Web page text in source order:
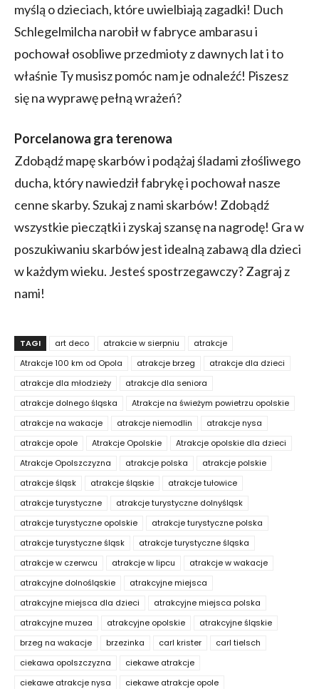
myślą o dzieciach, które uwielbiają zagadki! Duch
Schlegelmilcha narobił w fabryce ambarasu i
pochował osobliwe przedmioty z dawnych lat i to
właśnie Ty musisz pomóc nam je odnaleźć! Piszesz
się na wyprawę pełną wrażeń?
Porcelanowa gra terenowa
Zdobądź mapę skarbów i podążaj śladami złośliwego
ducha, który nawiedził fabrykę i pochował nasze
cenne skarby. Szukaj z nami skarbów! Zdobądź
wszystkie pieczątki i zyskaj szansę na nagrodę! Gra w
poszukiwaniu skarbów jest idealną zabawą dla dzieci
w każdym wieku. Jesteś spostrzegawczy? Zagraj z
nami!
TAGI art deco atrakcie w sierpniu
atrakcje
Atrakcje 100 km od Opola
atrakcje brzeg
atrakcje dla dzieci
atrakcje dla młodzieży
atrakcje dla seniora
atrakcje dolnego śląska
Atrakcje na świeżym powietrzu opolskie
atrakcje na wakacje
atrakcje niemodlin
atrakcje nysa
atrakcje opole
Atrakcje Opolskie
Atrakcje opolskie dla dzieci
Atrakcje Opolszczyzna
atrakcje polska
atrakcje polskie
atrakcje śląsk
atrakcje śląskie
atrakcje tułowice
atrakcje turystyczne
atrakcje turystyczne dolnyśląsk
atrakcje turystyczne opolskie
atrakcje turystyczne polska
atrakcje turystyczne śląsk
atrakcje turystyczne śląska
atrakcje w czerwcu
atrakcje w lipcu
atrakcje w wakacje
atrakcyjne dolnośląskie
atrakcyjne miejsca
atrakcyjne miejsca dla dzieci
atrakcyjne miejsca polska
atrakcyjne muzea
atrakcyjne opolskie
atrakcyjne śląskie
brzeg na wakacje
brzezinka carl krister
carl tielsch
ciekawa opolszczyzna
ciekawe atrakcje
ciekawe atrakcje nysa
ciekawe atrakcje opole